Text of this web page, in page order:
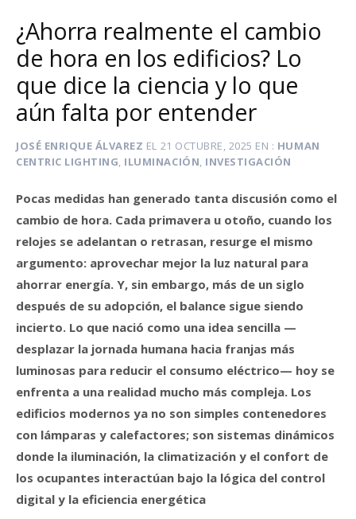
¿Ahorra realmente el cambio
de hora en los edificios? Lo
que dice la ciencia y lo que
aún falta por entender
JOSÉ ENRIQUE ÁLVAREZ EL 21 OCTUBRE, 2025 EN
HUMAN
CENTRIC LIGHTING, ILUMINACIÓN, INVESTIGACIÓN
Pocas medidas han generado tanta discusión como el
cambio de hora. Cada primavera u otoño, cuando los
relojes se adelantan o retrasan, resurge el mismo
argumento: aprovechar mejor la luz natural para
ahorrar energía. Y, sin embargo, más de un siglo
después de su adopción, el balance sigue siendo
incierto. Lo que nació como una idea sencilla —
desplazar la jornada humana hacia franjas más
luminosas para reducir el consumo eléctrico— hoy se
enfrenta a una realidad mucho más compleja. Los
edificios modernos ya no son simples contenedores
con lámparas y calefactores; son sistemas dinámicos
donde la iluminación, la climatización y el confort de
los ocupantes interactúan bajo la lógica del control
digital y la eficiencia energética